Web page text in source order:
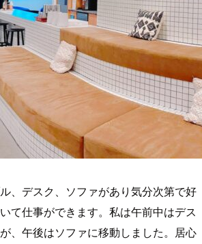
、デスク、ソファがあり気分次第で好
て仕事ができます。私は午前中はデス
、午後はソファに移動しました。居心